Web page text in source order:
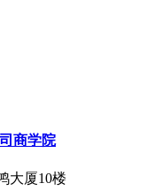
商学院
大厦10楼